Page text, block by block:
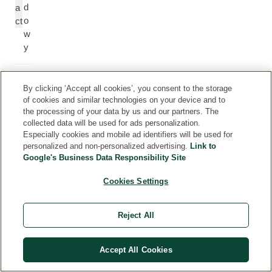
a
ct
d
o
w
y
m
o
n
e
n
n
By clicking ‘Accept all cookies’, you consent to the storage
of cookies and similar technologies on your device and to
the processing of your data by us and our partners. The
collected data will be used for ads personalization.
Especially cookies and mobile ad identifiers will be used for
personalized and non-personalized advertising. Link to
Google's Business Data Responsibility Site
Cookies Settings
Reject All
Accept All Cookies